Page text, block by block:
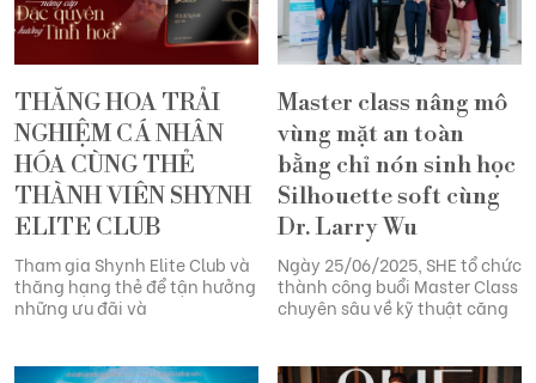
Liên hệ
THĂNG HOA TRẢI
NGHIỆM CÁ NHÂN
HÓA CÙNG THẺ
THÀNH VIÊN SHYNH
ELITE CLUB
Tham gia Shynh Elite Club và
thăng hạng thẻ để tận hưởng
những ưu đãi và
Master class nâng mô
vùng mặt an toàn
bằng chỉ nón sinh học
Silhouette soft cùng
Dr. Larry Wu
Ngày 25/06/2025, SHE tổ chức
thành công buổi Master Class
chuyên sâu về kỹ thuật căng